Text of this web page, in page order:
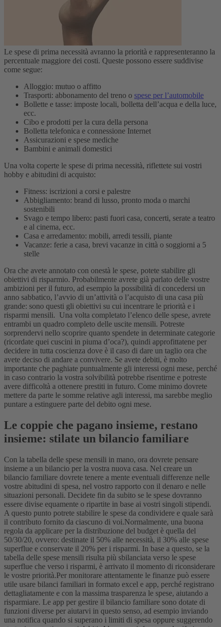
Le spese di prima necessità avranno la priorità e rappresenteranno la
percentuale maggiore dei costi. Queste possono essere suddivise
come segue:
Alloggio: mutuo o affitto
Trasporti: abbonamento del treno o spese per l’automobile
Bollette e tasse: imposte locali, bolletta dell’acqua e della luce,
ecc.
Cibo e prodotti per la cura della persona
Bolletta telefonica e connessione Internet
Assicurazioni e spese mediche
Bambini e animali domestici
Una volta coperte le spese di prima necessità, riflettete sui vostri
hobby e abitudini di acquisto:
Fitness: iscrizioni a corsi e palestre
Abbigliamento: brand di lusso, pronto moda o marchi
sostenibili
Svago e tempo libero: pasti fuori casa, concerti, serate a teatro
e al cinema, ecc.
Casa e arredamento: mobili, arredi tessili, piante
Vacanze: ferie a casa, brevi vacanze in città o soggiorni a 5
stelle
Ora che avete annotato con onestà le spese, potete stabilire gli
obiettivi di risparmio. Probabilmente avrete già parlato delle vostre
ambizioni per il futuro, ad esempio la possibilità di concedersi un
anno sabbatico, l’avvio di un’attività o l’acquisto di una casa più
grande: sono questi gli obiettivi su cui incentrare le priorità e i
risparmi mensili. Una volta completato l’elenco delle spese, avrete
entrambi un quadro completo delle uscite mensili. Potreste
sorprendervi nello scoprire quanto spendete in determinate categorie
(ricordate quei cuscini in piuma d’oca?), quindi approfittatene per
decidere in tutta coscienza dove è il caso di dare un taglio ora che
avete deciso di andare a convivere. Se avete debiti, è molto
importante che paghiate puntualmente gli interessi ogni mese, perché
in caso contrario la vostra solvibilità potrebbe risentirne e potreste
avere difficoltà a ottenere prestiti in futuro. Come minimo dovrete
mettere da parte le somme relative agli interessi, ma sarebbe meglio
puntare a estinguere parte del debito ogni mese.
Le coppie che pagano insieme, restano
insieme: stilate un bilancio familiare
Con la tabella delle spese mensili in mano, ora dovrete pensare
insieme a un bilancio per la vostra nuova casa. Nel creare un
bilancio familiare dovrete tenere a mente eventuali differenze nelle
vostre abitudini di spesa, nel vostro rapporto con il denaro e nelle
situazioni personali. Decidete fin da subito se le spese dovranno
essere divise equamente o ripartite in base ai vostri singoli stipendi.
A questo punto potrete stabilire le spese da condividere e quale sarà
il contributo fornito da ciascuno di voi.Normalmente, una buona
regola da applicare per la distribuzione del budget è quella del
50/30/20, ovvero: destinate il 50% alle necessità, il 30% alle spese
superflue e conservate il 20% per i risparmi. In base a questo, se la
tabella delle spese mensili risulta più sbilanciata verso le spese
superflue che verso i risparmi, è arrivato il momento di riconsiderare
le vostre priorità.Per monitorare attentamente le finanze può essere
utile usare bilanci familiari in formato excel e app, perché registrano
dettagliatamente e con la massima trasparenza le spese, aiutando a
risparmiare. Le app per gestire il bilancio familiare sono dotate di
funzioni diverse per aiutarvi in questo senso, ad esempio inviando
una notifica quando si superano i limiti di spesa oppure suggerendo